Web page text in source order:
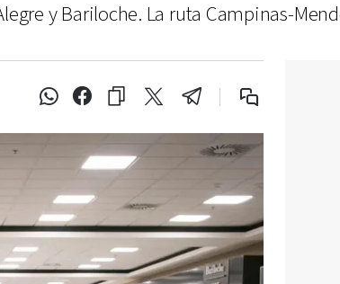
y Bariloche. La ruta Campinas-